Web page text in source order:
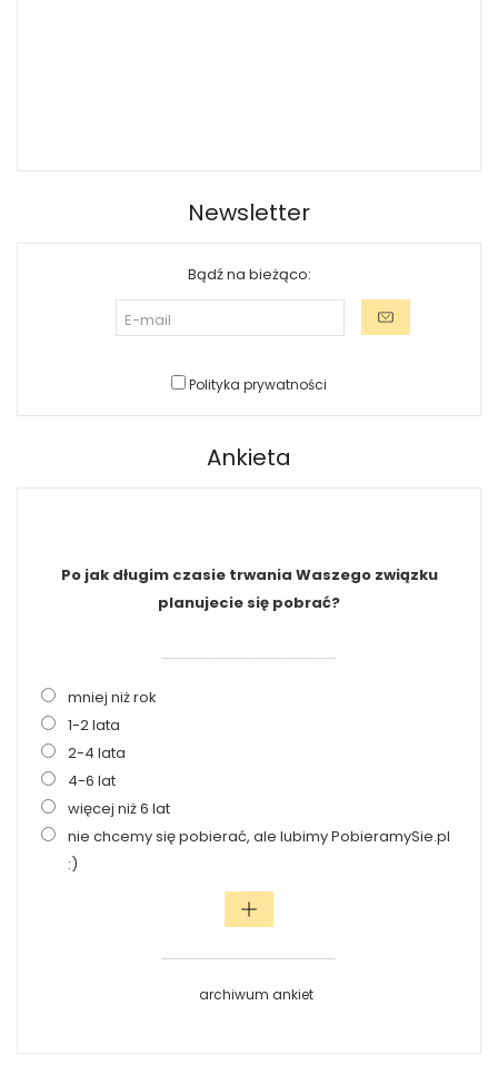
Newsletter
Bądź na bieżąco:
Polityka prywatności
Ankieta
Po jak długim czasie trwania Waszego związku
planujecie się pobrać?
mniej niż rok
1-2 lata
2-4 lata
4-6 lat
więcej niż 6 lat
nie chcemy się pobierać, ale lubimy PobieramySie.pl
:)
archiwum ankiet